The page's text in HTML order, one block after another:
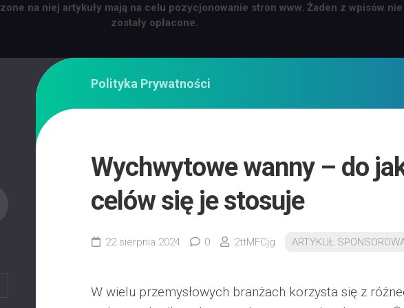
na niej artykuły mają na celu pozycjonowanie stron www. Żaden z wpisów
zostały opłacone.
Polityka Prywatności
Wychwytowe wanny – do
celów się je stosuje
22 sierpnia 2024 0 2ttMFCjg ARTYKUŁ
W wielu przemysłowych branżach korzysta się z